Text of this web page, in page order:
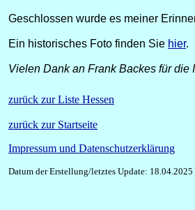
Geschlossen wurde es meiner
Ein historisches Foto finden Sie hier.
Vielen Dank an Frank Backes für die
zurück zur Liste Hessen
zurück zur Startseite
Impressum und Datenschutzerklärung
Datum der Erstellung/letztes Update: